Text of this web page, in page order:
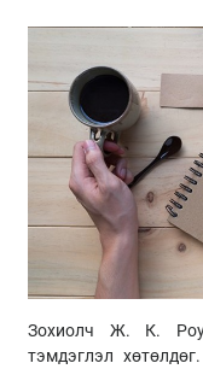
Зохиолч Ж. К.
тэмдэглэл